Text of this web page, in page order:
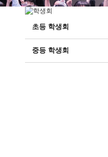
초등 학생회
중등 학생회